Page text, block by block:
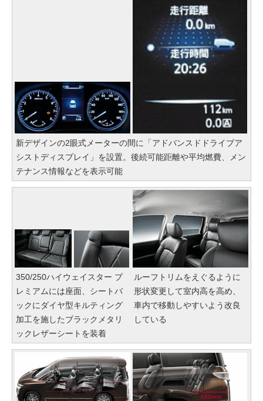
新デザインの2眼式メーターの間に「アドバンスドドライブア
シストディスプレイ」を設置。後続可能距離や平均燃費、メン
テナンス情報などを表示可能
350/250ハイウェイスター プ
レミアムには座面、シートバ
ックにダイヤ型キルティング
加工を施したブラックメタリ
ックレザーシートを装着
ルーフトリムをえぐるように
形状変更して室内高を高め、
車内で移動しやすいよう改良
している